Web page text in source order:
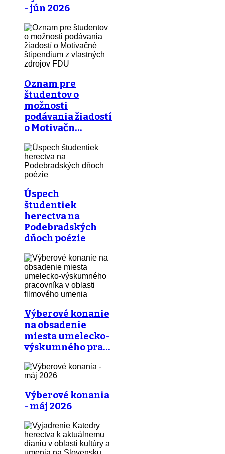
- jún 2026
Oznam pre
študentov o
možnosti
podávania žiadostí
o Motivačn…
Úspech
študentiek
herectva na
Podebradských
dňoch poézie
Výberové konanie
na obsadenie
miesta umelecko-
výskumného pra…
Výberové konania
- máj 2026